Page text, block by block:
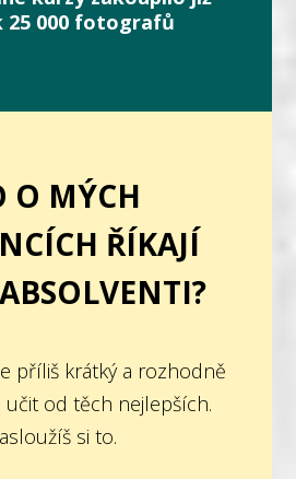
25 000 fotografů
O MÝCH
ŘÍKAJÍ
příliš krátký a rozhodně
učit od těch nejlepších.
si to.